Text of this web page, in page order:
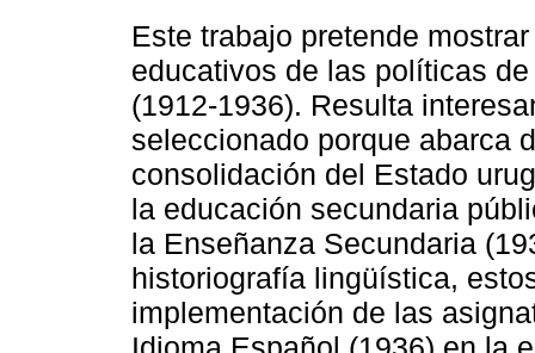
Este trabajo pretende
educativos de las políticas
(1912-1936). Resulta
seleccionado porque abarca
consolidación del Estado
la educación secundaria
la Enseñanza Secundaria
historiografía lingüística,
implementación de las